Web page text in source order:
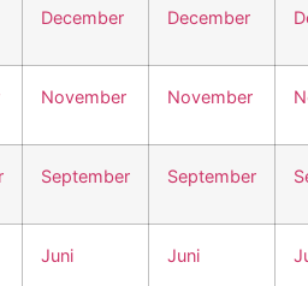
December December
November November
September September
Juni Juni